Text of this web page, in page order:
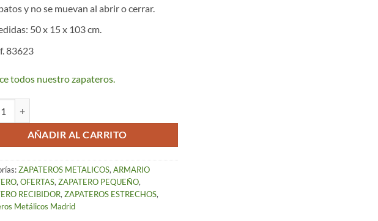
y no se muevan al abrir o cerrar.
50 x 15 x 103 cm.
83623
todos nuestro zapateros.
AÑADIR AL CARRITO
ZAPATEROS METALICOS,ARMARIO
,OFERTAS,ZAPATERO PEQUEÑO,
RECIBIDOR,ZAPATEROS ESTRECHOS,
Metálicos Madrid